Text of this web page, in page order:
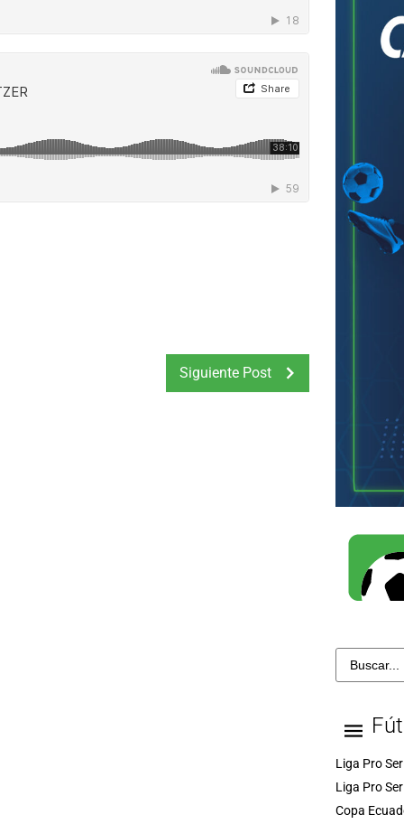
Siguiente Post
Liga Pro
Liga Pro
Copa